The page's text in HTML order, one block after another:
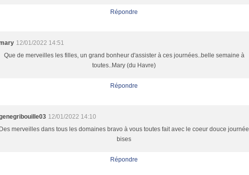
Répondre
12/01/2022 14:51
Que de merveilles les filles, un grand bonheur d'assister à ces journées..belle semaine à
toutes..Mary (du Havre)
Répondre
12/01/2022 14:10
merveilles dans tous les domaines bravo à vous toutes fait avec le coeur douce journée
bises
Répondre